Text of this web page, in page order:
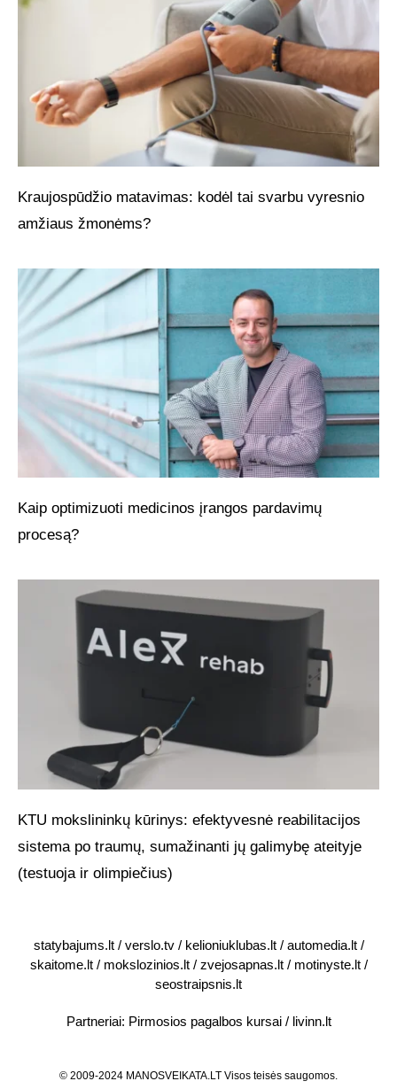
Kraujospūdžio matavimas: kodėl tai svarbu vyresnio
amžiaus žmonėms?
Kaip optimizuoti medicinos įrangos pardavimų
procesą?
KTU mokslininkų kūrinys: efektyvesnė reabilitacijos
sistema po traumų, sumažinanti jų galimybę ateityje
(testuoja ir olimpiečius)
statybajums.lt/ verslo.tv/ kelioniuklubas.lt/ automedia.lt/
skaitome.lt/ mokslozinios.lt/ zvejosapnas.lt/ motinyste.lt/
seostraipsnis.lt
Partneriai: Pirmosios pagalbos kursai/ livinn.lt
© 2009-2024 MANOSVEIKATA.LT Visos teisės saugomos.